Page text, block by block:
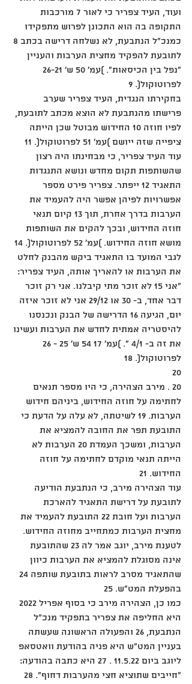
ועוד, העיד צפריר כי לאור 7 מורכבות
התקופה בה הוא התכונן לפרוש מתפקידו
לתובעת להפקיד מחצית הערבות והעניין
לפרוטוקול(. 9
בחקירתו הנגדית, העיד צפריר שערב
פרישתו מהנתבעת לא הוצא מכתב לתובעת,
לפיו חוזה 10 החידוש מבוטל שכן הייתה
ציפייה שזה ייושם )עמ' 51 לפרוטוקול(. 11
עוד העיד צפריר, כי מבחינתו היה רצון
שהשותפות תקום מחדש ונושא התנגדות
התאגיד 12 ייפתר. צפריר פירט מספר
אפשרויות לפיהן אפשר היה להעמיד את
הערבות בדרך אחרת, תוך 13 קיום תנאי
חוזה החידוש, ובכך להקים את השותפות
מושא חוזה החידוש. )עמ' 52 לפרוטוקול(. 14
לגבי המועד בו התאגיד ביקש מהבנק לחלט
את הערבות או להאריך אותה, העיד צפריר:
"אני 15 לא זוכר מתי קיבלנו. אני רק זוכר
דבר אחד, ב- 30 או 29/12 אני לא זוכר איזה
יום, הגיעה 16 הדרישה של הבנק ונכנסנו
להיסטריה אמתית לחדש את הערבות ועשינו
לפרוטוקול(. 18
20
20 . מירב הצהירה, כי היו מספר תנאים
לחתימה על חוזה החידוש, ביניהם חידוש
הערבות. 19 לשיטתה, לא עלה על הדעת כי
התובעת תפר את החובה להמציא את
הערבות, ומשכך העמדת 20 הערבות לא
הייתה תנאי מוקדם לחתימה על חוזה
החידוש. 21
עוד הצהירה מירב, כי הנתבעת הודיעה
לתובעת על דרישת התאגיד להארכת
הערבות ועל חובת 22 התובעת להעמיד את
מחצית הערבות כמתחייב מחוזה החידוש.
לטענת מירב, יוגב אמר לה 23 שהתובעת
אינה מסוגלת להמציא את הערבות כיוון
בהפעלת המט"ש. 25
היא החליפה את צפריר בתפקיד מנכ"ל
הנתבעת, 26 והפעולה הראשונה שעשתה
בעניין המט"ש היא פניה בהודעת וואטסאפ
ליוגב ביום 11.5.22 . 27 היא כתבה בהודעה:
"חייבים שתוציא חצי מהערבות דחוף". 28